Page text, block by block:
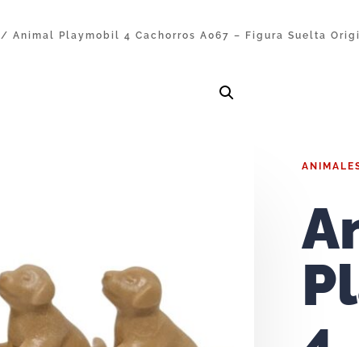
/ Animal Playmobil 4 Cachorros A067 – Figura Suelta